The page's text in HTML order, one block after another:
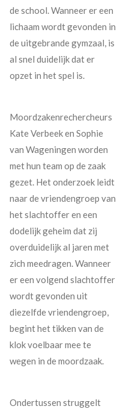
de school. Wanneer er een
lichaam wordt gevonden in
de uitgebrande gymzaal, is
al snel duidelijk dat er
opzet in het spel is.
Moordzakenrechercheurs
Kate Verbeek en Sophie
van Wageningen worden
met hun team op de zaak
gezet. Het onderzoek leidt
naar de vriendengroep van
het slachtoffer en een
dodelijk geheim dat zij
overduidelijk al jaren met
zich meedragen. Wanneer
er een volgend slachtoffer
wordt gevonden uit
diezelfde vriendengroep,
begint het tikken van de
klok voelbaar mee te
wegen in de moordzaak.
Ondertussen struggelt